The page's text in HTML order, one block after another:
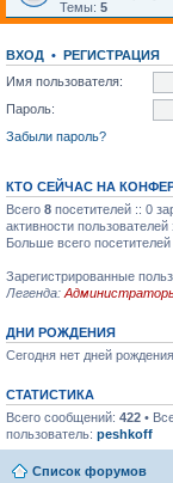
Темы: 5
ВХОД • РЕГИСТРАЦИЯ
Имя пользователя:
Пароль:
Забыли пароль?
КТО СЕЙЧАС НА
Всего 8 посетителей :: 0
активности
Больше всего посетителей
Зарегистрированные
Легенда:
ДНИ РОЖДЕНИЯ
Сегодня нет дней рождения.
СТАТИСТИКА
Всего сообщений: 422 •
пользователь: peshkoff
Список форумов